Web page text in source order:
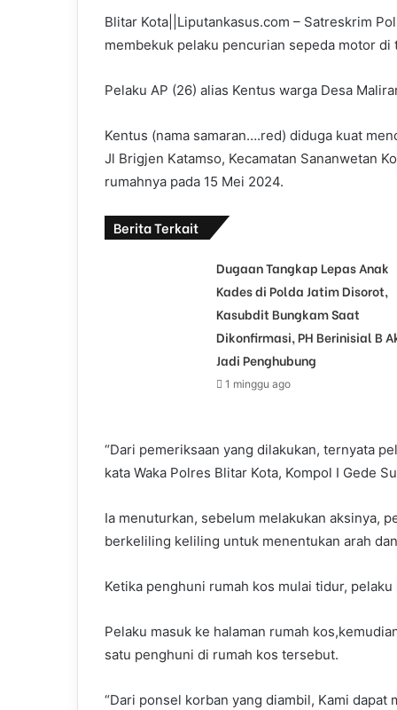
Blitar Kota||Liputankasus.com – Satreskrim
membekuk pelaku pencurian sepeda motor di
Pelaku AP (26) alias Kentus warga Desa
Kentus (nama samaran….red) diduga kuat
Jl Brigjen Katamso, Kecamatan Sananwetan
rumahnya pada 15 Mei 2024.
Berita Terkait
Dugaan Tangkap Lepas Anak
Kades di Polda Jatim Disorot,
Kasubdit Bungkam Saat
Dikonfirmasi, PH Berinisial B
Jadi Penghubung
1 minggu ago
“Dari pemeriksaan yang dilakukan, ternyata
kata Waka Polres Blitar Kota, Kompol I Gede
Ia menuturkan, sebelum melakukan aksinya,
berkeliling keliling untuk menentukan arah
Ketika penghuni rumah kos mulai tidur,
Pelaku masuk ke halaman rumah
satu penghuni di rumah kos tersebut.
“Dari ponsel korban yang diambil, Kami